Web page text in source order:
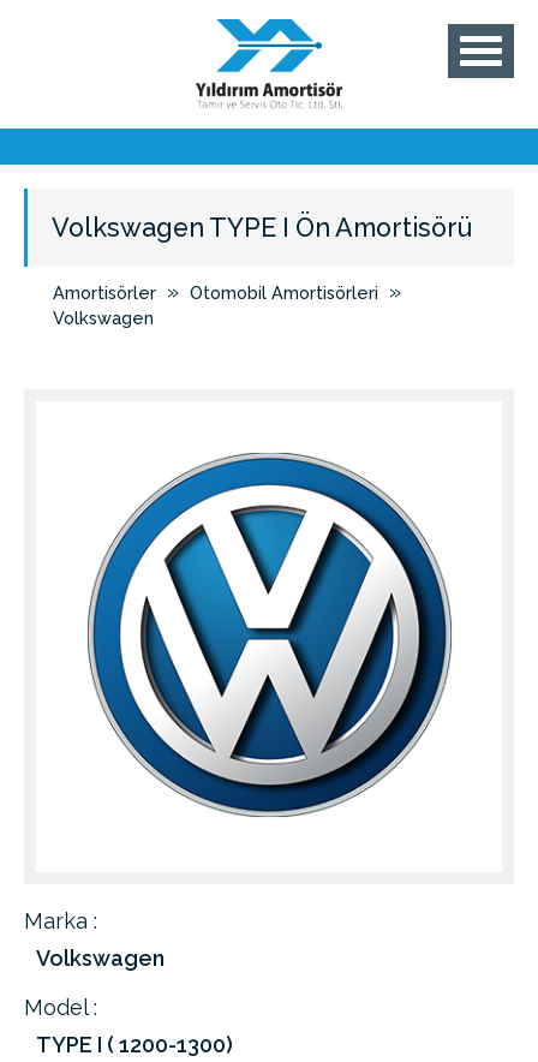
Volkswagen TYPE I Ön Amortisörü
Amortisörler » Otomobil Amortisörleri »
Volkswagen
Marka :
Volkswagen
Model :
TYPE I ( 1200-1300)